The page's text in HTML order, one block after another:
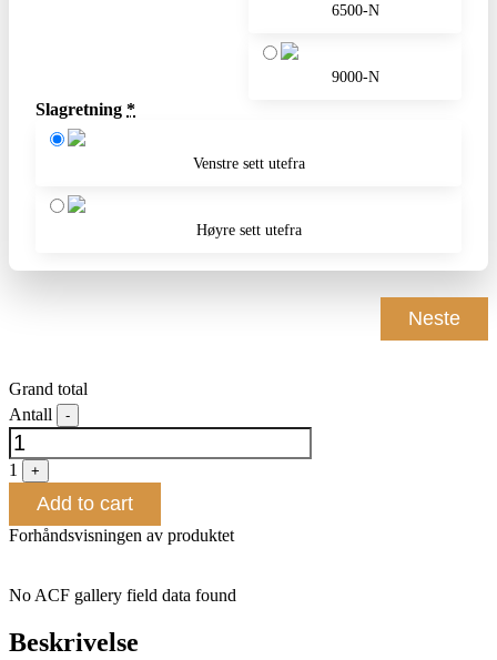
6500-N
9000-N
Slagretning *
Venstre sett utefra
Høyre sett utefra
Neste
Grand total
Quantity
-
1 +
Add to cart
Forhåndsvisningen av produktet
No ACF gallery field data found
Beskrivelse